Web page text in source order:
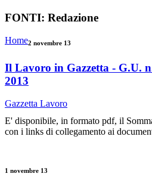
FONTI: Redazione
Home2 novembre 13
Il Lavoro in Gazzetta - G.U.
2013
Gazzetta Lavoro
E' disponibile, in formato pdf, il
con i links di collegamento ai
1 novembre 13